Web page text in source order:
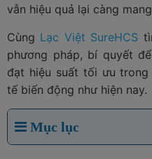
vẫn hiệu quả lại càng
Cùng Lạc Việt SureHCS
phương pháp, bí quyết
đạt hiệu suất tối ưu trong
tế biến động như hiện nay.
Mục lục